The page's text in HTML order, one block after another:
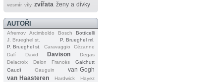
vesmír víly zvířata ženy a dívky
AUTOŘI
Afremov Arcimboldo Bosch
Botticelli
J. Brueghel st.
P. Brueghel ml.
P. Brueghel st.
Caravaggio
Cézanne
Dalí
David Davison
Degas
Delacroix
Delon Francés
Galchutt
Gaudí
Gauguin
van Gogh
van Haasteren
Hardwick
Hayez